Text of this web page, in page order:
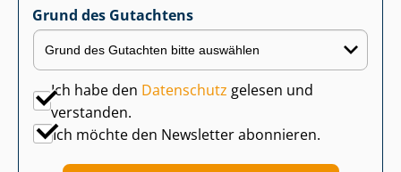
Grund des Gutachtens
Ich habe den Datenschutz gelesen und
verstanden.
Ich möchte den Newsletter abonnieren.